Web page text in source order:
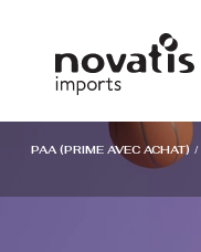
PAA (PRIME AVEC ACHAT)/